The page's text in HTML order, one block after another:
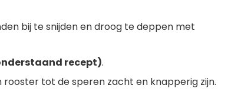
bij te snijden en droog te deppen met
recept).
tot de speren zacht en knapperig zijn.